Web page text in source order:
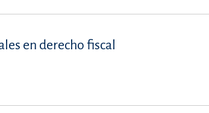
en derecho fiscal